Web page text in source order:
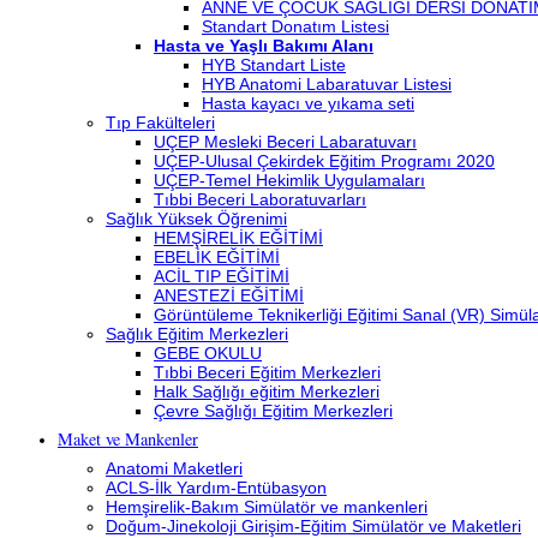
ANNE VE ÇOCUK SAĞLIĞI DERSİ
Standart Donatım Listesi
Hasta ve Yaşlı Bakımı Alanı
HYB Standart Liste
HYB Anatomi Labaratuvar Listesi
Hasta kayacı ve yıkama seti
Tıp Fakülteleri
UÇEP Mesleki Beceri Labaratuvarı
UÇEP-Ulusal Çekirdek Eğitim Programı 2020
UÇEP-Temel Hekimlik Uygulamaları
Tıbbi Beceri Laboratuvarları
Sağlık Yüksek Öğrenimi
HEMŞİRELİK EĞİTİMİ
EBELİK EĞİTİMİ
ACİL TIP EĞİTİMİ
ANESTEZİ EĞİTİMİ
Görüntüleme Teknikerliği Eğitimi Sanal (VR)
Sağlık Eğitim Merkezleri
GEBE OKULU
Tıbbi Beceri Eğitim Merkezleri
Halk Sağlığı eğitim Merkezleri
Çevre Sağlığı Eğitim Merkezleri
Maket ve Mankenler
Anatomi Maketleri
ACLS-İlk Yardım-Entübasyon
Hemşirelik-Bakım Simülatör ve mankenleri
Doğum-Jinekoloji Girişim-Eğitim Simülatör ve Maketleri